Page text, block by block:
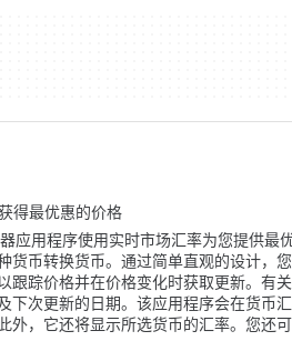
得最优惠的价格
应用程序使用实时市场汇率为您提供最
货币转换货币。通过简单直观的设计，
跟踪价格并在价格变化时获取更新。有
下次更新的日期。该应用程序会在货币
外，它还将显示所选货币的汇率。您还